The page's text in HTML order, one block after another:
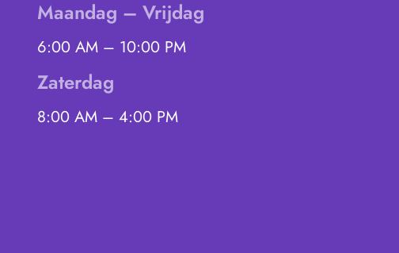
Maandag – Vrijdag
6:00 AM – 10:00 PM
Zaterdag
8:00 AM – 4:00 PM